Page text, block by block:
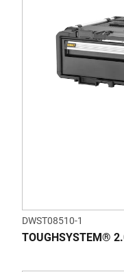
DWST08510-1
TOUGHSYSTEM®